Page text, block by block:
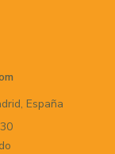
España